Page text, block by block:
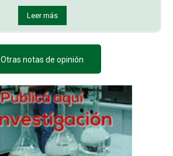
Leer más
Otras notas de opinión